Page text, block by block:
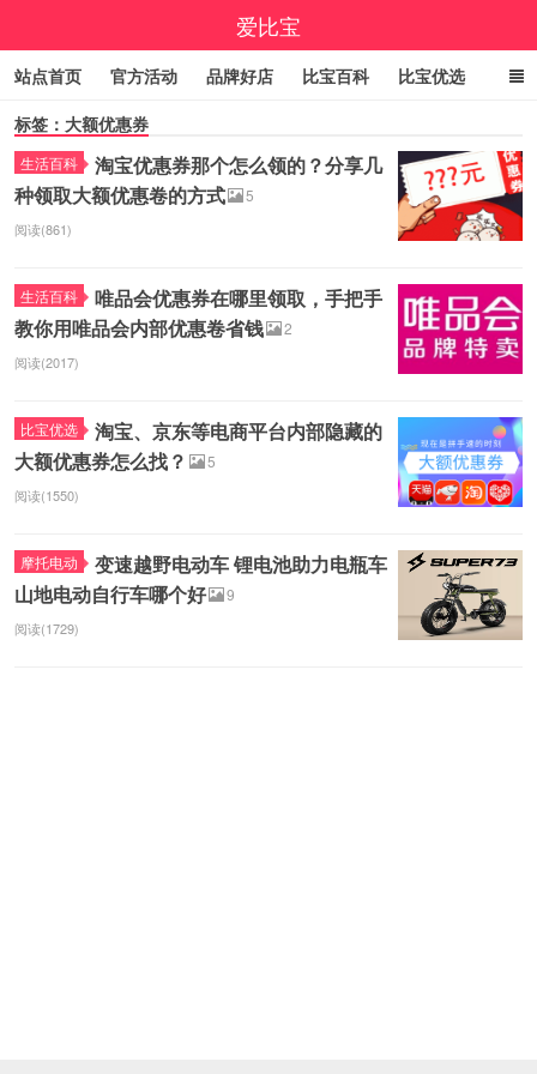
爱比宝
站点首页 官方活动 品牌好店 比宝百科 比宝优选
立即领券 大额优惠券
线报中心 百亿补贴 咚咚抢 9.9包邮 高佣精选
今日折上折
标签：大额优惠券
生活百科
淘宝优惠券那个怎么领的？分享几
种领取大额优惠卷的方式
5
阅读(861)
生活百科
唯品会优惠券在哪里领取，手把手
教你用唯品会内部优惠卷省钱
2
阅读(2017)
比宝优选
淘宝、京东等电商平台内部隐藏的
大额优惠券怎么找？
5
阅读(1550)
摩托电动
变速越野电动车 锂电池助力电瓶车
山地电动自行车哪个好
9
阅读(1729)